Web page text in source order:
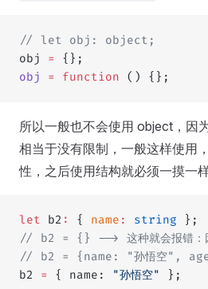
// let obj: object;
obj =
{};
obj
= function () {};
所以一般也不会使用 object，因
相当于没有限制，一般这样使用
性，之后使用结构就必须一摸一样
let b2 : { name : string };
// b2 = {} --> 这种就会报错：因
// b2 = {name: "孙悟空",
b2 = { name: "孙悟空" };